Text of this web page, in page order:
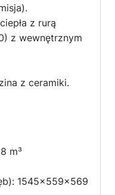
z rurą
z wewnętrznym
z ceramiki.
m³
1545x559x569